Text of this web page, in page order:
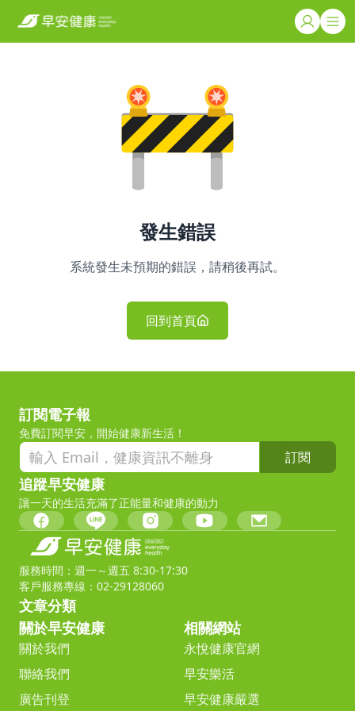
發生錯誤
系統發生未預期的錯誤，請稍後再試。
回到首頁
訂閱電子報
免費訂閱早安，開始健康新生活！
訂閱
追蹤早安健康
讓一天的生活充滿了正能量和健康的動力
服務時間：週一～週五 8:30-17:30
客戶服務專線：02-29128060
文章分類
關於早安健康
關於我們
聯絡我們
廣告刊登
相關網站
永悅健康官網
早安樂活
早安健康嚴選